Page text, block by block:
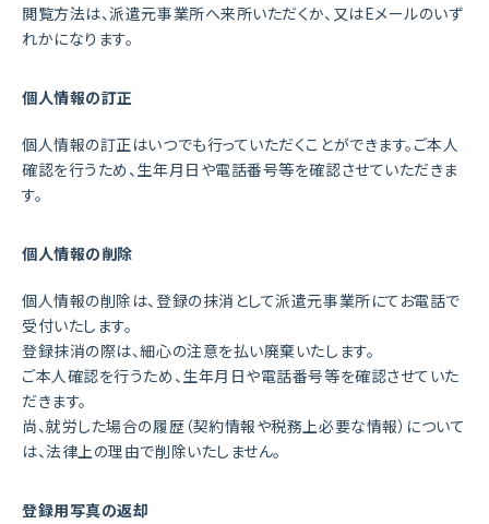
閲覧方法は、派遣元事業所へ来所いただくか、又はEメールのいず
れかになります。
個人情報の訂正
個人情報の訂正はいつでも行っていただくことができます。ご本人
確認を行うため、生年月日や電話番号等を確認させていただきま
す。
個人情報の削除
個人情報の削除は、登録の抹消として派遣元事業所にてお電話で
受付いたします。
登録抹消の際は、細心の注意を払い廃棄いたします。
ご本人確認を行うため、生年月日や電話番号等を確認させていた
だきます。
尚、就労した場合の履歴（契約情報や税務上必要な情報）について
は、法律上の理由で削除いたしません。
登録用写真の返却